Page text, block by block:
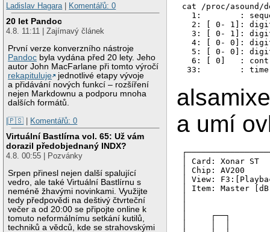
Ladislav Hagara | Komentářů: 0
20 let Pandoc
4.8. 11:11 | Zajímavý článek
První verze konverzního nástroje
Pandoc byla vydána před 20 lety. Jeho
autor John MacFarlane při tomto výročí
rekapituluje
jednotlivé etapy vývoje
a přidávání nových funkcí – rozšíření
nejen Markdownu a podporu mnoha
dalších formátů.
|🇵🇸 | Komentářů: 0
Virtuální Bastlírna vol. 65: Už vám
dorazil předobjednaný INDX?
4.8. 00:55 | Pozvánky
Srpen přinesl nejen další spalující
vedro, ale také Virtuální Bastlírnu s
neméně žhavými novinkami. Využijte
tedy předpovědi na deštivý čtvrteční
večer a od 20:00 se připojte online k
tomuto neformálnímu setkání kutilů,
techniků a vědců, kde se strahovskými
cat /proc/asound/
1:        :
2: [ 0- 1]:
3: [ 0- 1]:
4: [ 0- 0]:
5: [ 0- 0]:
6: [ 0]   :
a umí
│ Card:
│ Chip:
│ View:
│ Item:
│     ┌──┐